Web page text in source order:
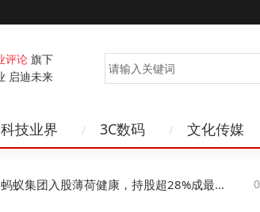
评论旗下
启迪未来
科技业界 3C数码 文化传媒
团入股薄荷健康，持股超28%成最大 07-08